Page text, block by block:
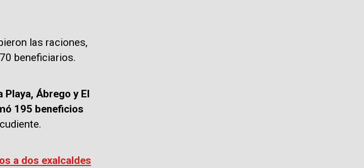
las raciones,
beneficiarios.
Playa, Ábrego y El
195 beneficios
a dos exalcaldes